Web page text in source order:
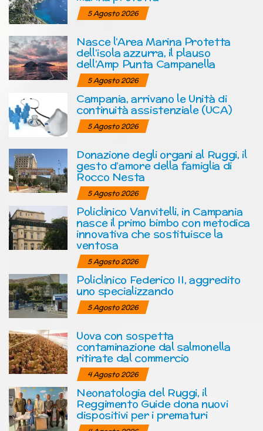
5 Agosto 2026
Nasce l’Area Marina Protetta
dell’isola azzurra, il plauso
dell’Amp Punta Campanella
5 Agosto 2026
Campania, arrivano le Unità di
continuità assistenziale (UCA)
5 Agosto 2026
Donazione degli organi al Ruggi, il
gesto d’amore della famiglia di
Rocco Nesta
5 Agosto 2026
Policlinico Vanvitelli, in Campania
nasce il primo bimbo con metodica
innovativa che sostituisce la
ventosa
5 Agosto 2026
Policlinico Federico II, aggredito
uno specializzando
5 Agosto 2026
Uova con sospetta
contaminazione dal salmonella
ritirate dal commercio
4 Agosto 2026
Neonatologia del Ruggi, il
Reggimento Guide dona nuovi
dispositivi per i prematuri